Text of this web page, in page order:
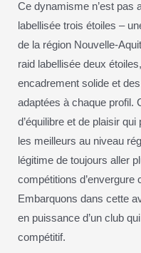
Ce dynamisme n’est pas
labellisée trois étoiles –
de la région Nouvelle-
raid labellisée deux
encadrement solide et
adaptées à chaque profil.
d’équilibre et de plaisir
les meilleurs au niveau
légitime de toujours aller
compétitions d’envergure
Embarquons dans cette
en puissance d’un club
compétitif.